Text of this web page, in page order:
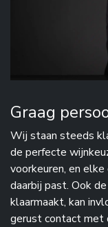
Graag
Wij staan steeds
de perfecte
voorkeuren, en
daarbij past. Ook
klaarmaakt, kan
gerust contact met